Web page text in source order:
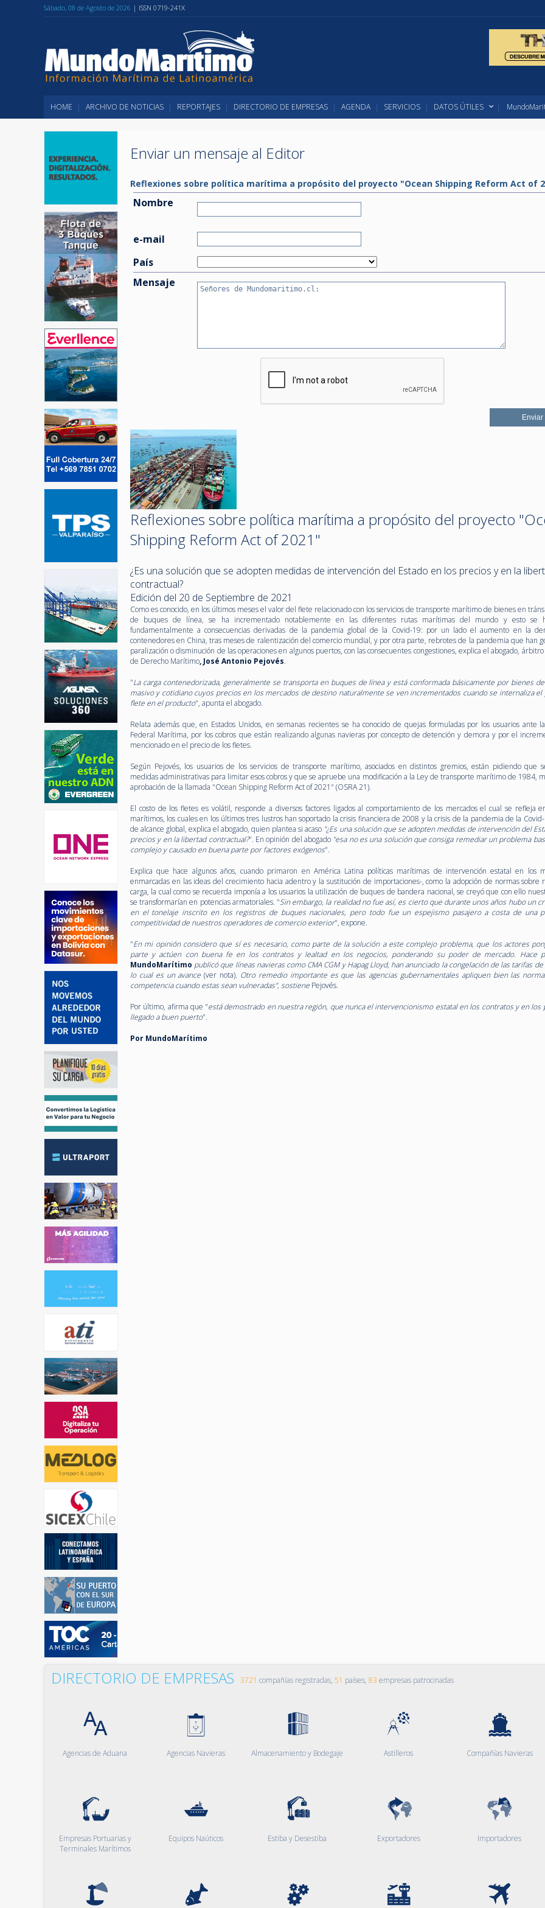
Sábado, 08 de Agosto de 2026 | ISSN 0719-241X
HOME ARCHIVO DE NOTICIAS REPORTAJES DIRECTORIO DE EMPRESAS AGENDA SERVICIOS DATOS ÚTILES
Enviar un mensaje al Editor
Reflexiones sobre política marítima a propósito del proyecto "Ocean Shipping Reform Act of
Nombre
e-mail
País
Mensaje
Reflexiones sobre política marítima a propósito del proyecto
Shipping Reform Act of 2021"
¿Es una solución que se adopten medidas de intervención del Estado en los precios y en la
contractual?
Edición del 20 de Septiembre de 2021
Como es conocido, en los últimos meses el valor del flete relacionado con los servicios de transporte marítimo de bienes en
de buques de línea, se ha incrementado notablemente en las diferentes rutas marítimas del mundo y esto se
fundamentalmente a consecuencias derivadas de la pandemia global de la Covid-19: por un lado el aumento en la
contenedores en China, tras meses de ralentización del comercio mundial, y por otra parte, rebrotes de la pandemia que han
paralización o disminución de las operaciones en algunos puertos, con las consecuentes congestiones, explica el abogado,
de Derecho Marítimo, José Antonio Pejovés.
"La carga contenedorizada, generalmente se transporta en buques de línea y está conformada básicamente por bienes
masivo y cotidiano cuyos precios en los mercados de destino naturalmente se ven incrementados cuando se internaliza
flete en el producto", apunta el abogado.
Relata además que, en Estados Unidos, en semanas recientes se ha conocido de quejas formuladas por los usuarios ante
Federal Marítima, por los cobros que están realizando algunas navieras por concepto de detención y demora y por el
mencionado en el precio de los fletes.
Según Pejovés, los usuarios de los servicios de transporte marítimo, asociados en distintos gremios, están pidiendo que
medidas administrativas para limitar esos cobros y que se apruebe una modificación a la Ley de transporte marítimo de 1984,
aprobación de la llamada "Ocean Shipping Reform Act of 2021" (OSRA 21).
El costo de los fletes es volátil, responde a diversos factores ligados al comportamiento de los mercados el cual se refleja
marítimos, los cuales en los últimos tres lustros han soportado la crisis financiera de 2008 y la crisis de la pandemia de la
de alcance global, explica el abogado, quien plantea si acaso "¿Es una solución que se adopten medidas de intervención del
precios y en la libertad contractual?". En opinión del abogado "esa no es una solución que consiga remediar un problema
complejo y causado en buena parte por factores exógenos".
Explica que hace algunos años, cuando primaron en América Latina políticas marítimas de intervención estatal en los
enmarcadas en las ideas del crecimiento hacia adentro y la sustitución de importaciones-, como la adopción de normas sobre
carga, la cual como se recuerda imponía a los usuarios la utilización de buques de bandera nacional, se creyó que con ello
se transformarían en potencias armatoriales. "Sin embargo, la realidad no fue así, es cierto que durante unos años hubo un
en el tonelaje inscrito en los registros de buques nacionales, pero todo fue un espejismo pasajero a costa de una
competitividad de nuestros operadores de comercio exterior", expone.
"En mi opinión considero que sí es necesario, como parte de la solución a este complejo problema, que los actores
parte y actúen con buena fe en los contratos y lealtad en los negocios, ponderando su poder de mercado. Hace
MundoMarítimo publicó que líneas navieras como CMA CGM y Hapag Lloyd, han anunciado la congelación de las tarifas
lo cual es un avance (ver nota). Otro remedio importante es que las agencias gubernamentales apliquen bien las
competencia cuando estas sean vulneradas", sostiene Pejovés.
Por último, afirma que "está demostrado en nuestra región, que nunca el intervencionismo estatal en los contratos y en los
llegado a buen puerto".
Por MundoMarítimo
DIRECTORIO DE EMPRESAS 3721 compañías registradas, 51 países, 83 empresas patrocinadas
Agencias de Aduana Agencias Navieras Almacenamiento y Bodegaje Astilleros Compañías Navieras
Empresas Portuarias y
Terminales Marítimos
Equipos Naúticos Estiba y Desestiba Exportadores Importadores